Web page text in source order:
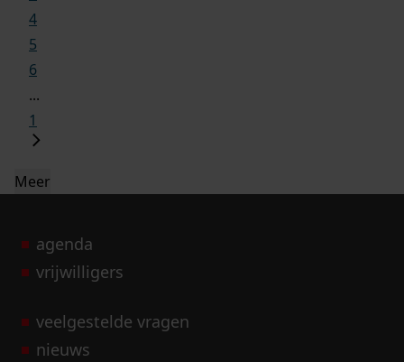
4
5
6
...
1
Meer
agenda
vrijwilligers
veelgestelde vragen
nieuws